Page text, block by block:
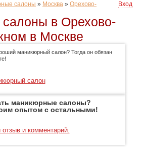
салоны » Москва » Орехово-
Вход
в Орехово-
в Москве
маникюрный салон? Тогда он обязан
салон
маникюрные салоны?
опытом с остальными!
отзыв и комментарий.